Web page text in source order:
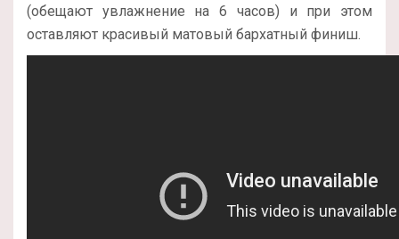
(обещают увлажнение на 6 часов) и при этом
оставляют красивый матовый бархатный финиш.